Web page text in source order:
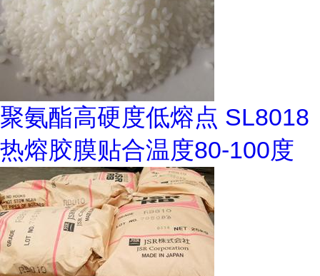
聚氨酯高硬度低熔点 SL8018
热熔胶膜贴合温度80-100度